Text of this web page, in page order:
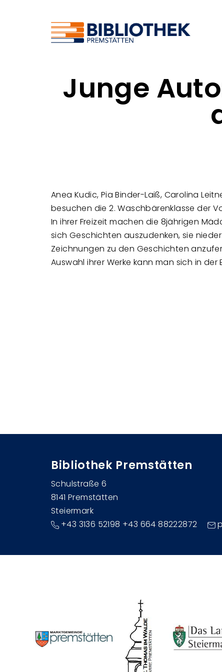
Junge
Anea Kudic, Pia Binder-Laiß, Carolina
besuchen die 2. Waschbärenklasse der
In ihrer Freizeit machen die 8jährigen
sich Geschichten auszudenken, sie
Zeichnungen zu den Geschichten
Auswahl ihrer Werke kann man sich in
Bibliothek Premstätten
Schulstraße 6
8141 Premstätten
Steiermark
+43 3136 52198 +43 664 88222872
Image
Image